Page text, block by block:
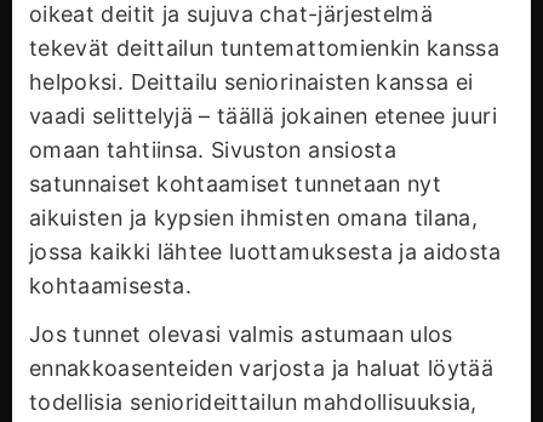
oikeat deitit ja sujuva chat-järjestelmä
tekevät deittailun tuntemattomienkin kanssa
helpoksi. Deittailu seniorinaisten kanssa ei
vaadi selittelyjä – täällä jokainen etenee juuri
omaan tahtiinsa. Sivuston ansiosta
satunnaiset kohtaamiset tunnetaan nyt
aikuisten ja kypsien ihmisten omana tilana,
jossa kaikki lähtee luottamuksesta ja aidosta
kohtaamisesta.
Jos tunnet olevasi valmis astumaan ulos
ennakkoasenteiden varjosta ja haluat löytää
todellisia seniorideittailun mahdollisuuksia,